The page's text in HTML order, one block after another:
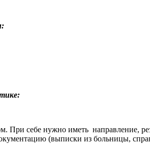
При себе нужно иметь направление,
(выписки из больницы,